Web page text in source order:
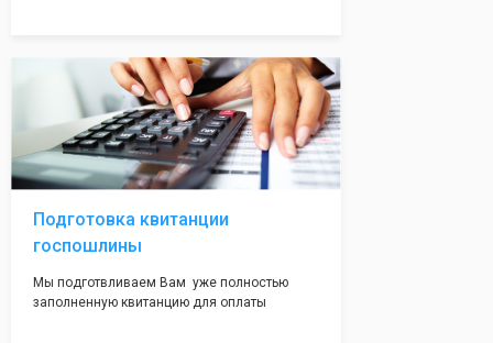
пониженной налоговой ставкой.
Подготовка квитанции
госпошлины
Мы подготвливаем Вам уже полностью
заполненную квитанцию для оплаты